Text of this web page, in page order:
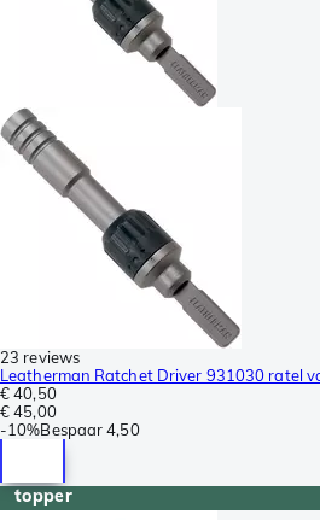
23 reviews
Leatherman Ratchet Driver 931030 ratel
€ 40,50
€ 45,00
-10%Bespaar 4,50
topper